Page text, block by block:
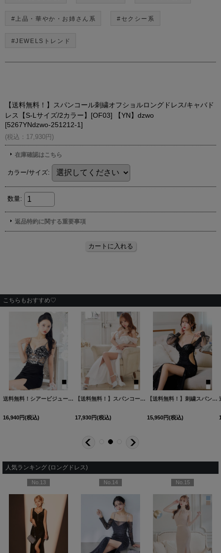
#上品・華やか・お姉さん系 #セクシー系
#JEWELSトレンド
こちらもおすすめ♡
2
[S3132YN [S3168YN
送料無料！シアービジューキャミソールミニドレス/キャバドレス【XS-Mサイズ/2カラー】[OF03] 【YN】dzkv
16,940円(税込)
【送料無料！】スパンコール刺繍オフショルロングドレス/キャバドレス【S-Lサイズ/2カラー】[OF03] 【YN】dzwo
17,930円(税込)
【送料無料！】刺繍スパンコールドレス/パール/キャミ/チュール/スリット/谷間見せ/背中見せ/ロングドレス/キャバドレス【S-Lサイズ/2カラー】[OF03] 【YN】dzc
15,950円(税込)
人気ランキング (ロングドレス)
No.13 No.14 No.15